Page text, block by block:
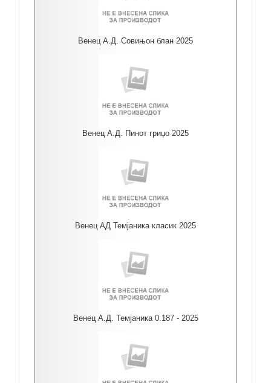
Венец А.Д. Совињон блан 2025
Венец А.Д. Пинот гриџо 2025
Венец АД Темјаника класик 2025
Венец А.Д. Темјаника 0.187 - 2025